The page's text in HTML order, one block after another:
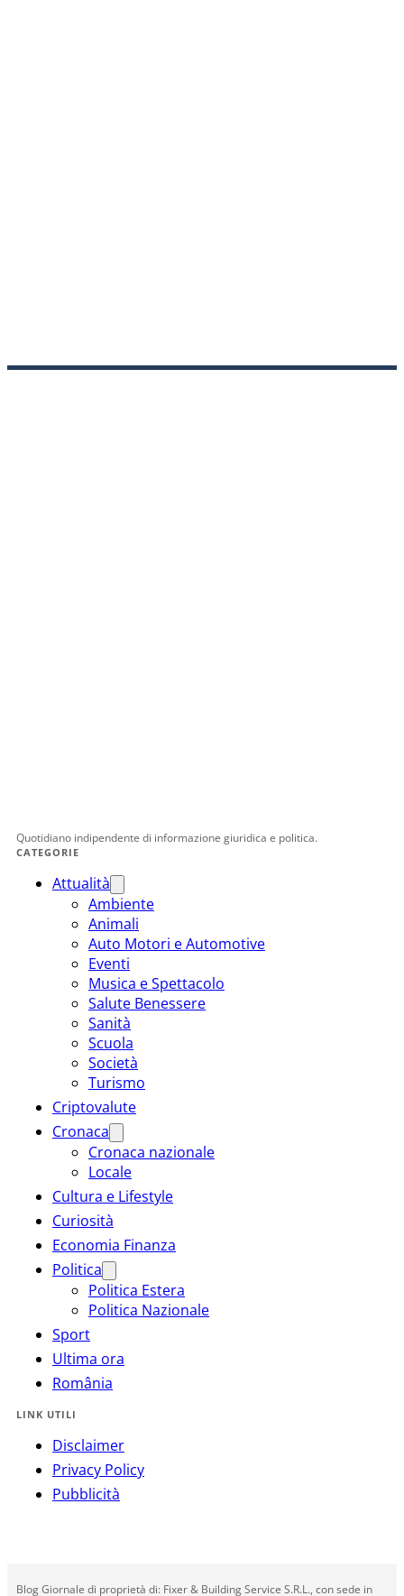
Quotidiano indipendente di informazione giuridica e politica.
CATEGORIE
Attualità
Ambiente
Animali
Auto Motori e Automotive
Eventi
Musica e Spettacolo
Salute Benessere
Sanità
Scuola
Società
Turismo
Criptovalute
Cronaca
Cronaca nazionale
Locale
Cultura e Lifestyle
Curiosità
Economia Finanza
Politica
Politica Estera
Politica Nazionale
Sport
Ultima ora
România
LINK UTILI
Disclaimer
Privacy Policy
Pubblicità
Blog Giornale di proprietà di: Fixer & Building Service S.R.L., con sede in